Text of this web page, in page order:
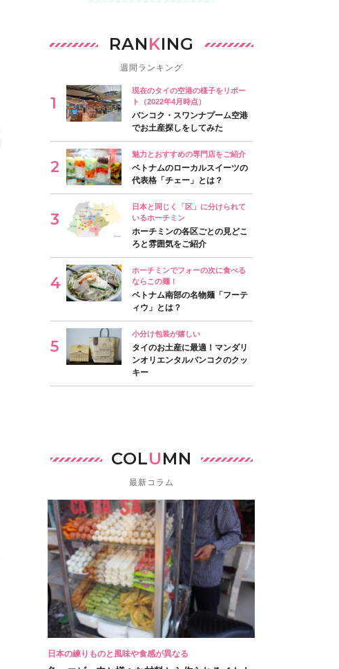
RANKING
週間ランキング
現在のタイの空港の様子をリポー
ト（2022年4月時点）
バンコク・スワンナプーム空港
でお土産探しをしてみた
魅力とおすすめの専門店をご紹介
ベトナムのローカルスイーツの
代表格「チェー」とは？
日本と同じく「区」に分けられて
いるホーチミン
ホーチミンの各区ごとの見どこ
ろと雰囲気をご紹介
ホーチミンでフォーの次に食べる
ならこの麺！
ベトナム南部の名物麺「フーテ
ィウ」とは？
小分け包装が嬉しい
タイのお土産に最適！マンダリ
ンオリエンタルバンコクのクッ
キー
COLUMN
最新コラム
日本の練りものと風味や食感が異なる